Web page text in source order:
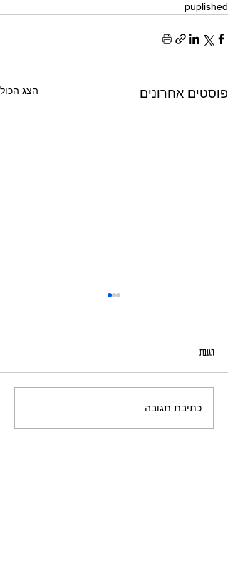
puplished
פוסטים אחרונים הצג הכול
תגובות
כתיבת תגובה...